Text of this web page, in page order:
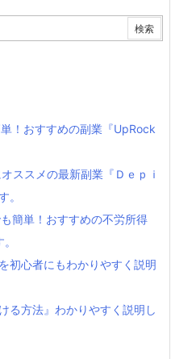
！おすすめの副業『UpRock
ススメの最新副業『Ｄｅｐｉ
。
簡単！おすすめの不労所得
初心者にもわかりやすく説明
る方法』わかりやすく説明し